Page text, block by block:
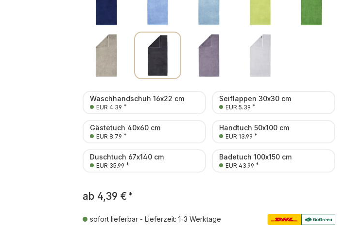
Waschhandschuh 16x22 cm
EUR 4.39 *
Seiflappen 30x30 cm
EUR 5.39 *
Gästetuch 40x60 cm
EUR 8.79 *
Handtuch 50x100 cm
EUR 13.99 *
Duschtuch 67x140 cm
EUR 35.99 *
Badetuch 100x150 cm
EUR 43.99 *
ab 4,39 € *
sofort lieferbar - Lieferzeit: 1-3 Werktage